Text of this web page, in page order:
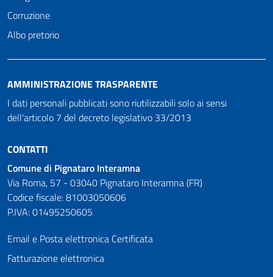
Corruzione
Albo pretorio
AMMINISTRAZIONE TRASPARENTE
I dati personali pubblicati sono riutilizzabili solo ai sensi
dell'articolo 7 del decreto legislativo 33/2013
CONTATTI
Comune di Pignataro Interamna
Via Roma, 57 - 03040 Pignataro Interamna (FR)
Codice fiscale: 81003050606
P.IVA: 01495250605
Email e Posta elettronica Certificata
Fatturazione elettronica